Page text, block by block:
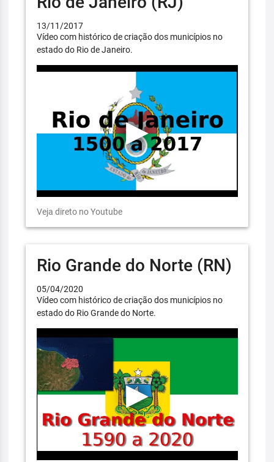
13/11/2017
Vídeo com histórico de criação dos municípios no
estado do Rio de Janeiro.
Veja direto no Youtube
Rio Grande do Norte (RN)
05/04/2020
Vídeo com histórico de criação dos municípios no
estado do Rio Grande do Norte.